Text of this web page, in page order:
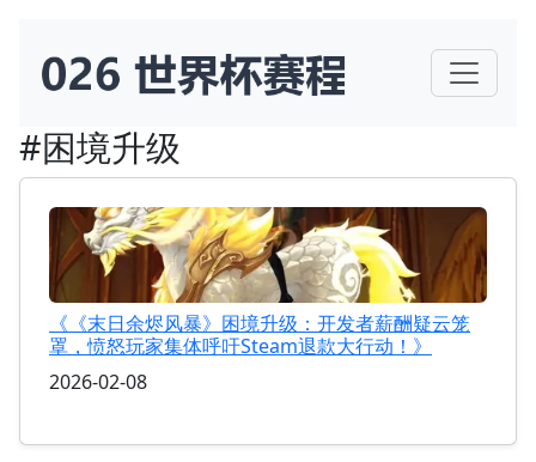
#困境升级
《《末日余烬风暴》困境升级：开发者薪酬疑云笼
罩，愤怒玩家集体呼吁Steam退款大行动！》
2026-02-08